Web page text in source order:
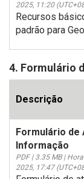
2025, 11:20
Recursos
padrão para
4. Formulário
Descrição
Formulário de
Informação
PDF | 3.35 MB |
2025, 17:47